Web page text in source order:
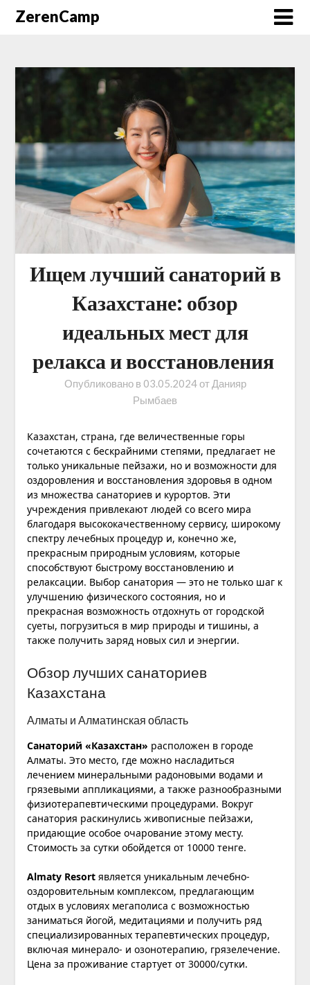
ZerenCamp
Ищем лучший санаторий в
Казахстане: обзор
идеальных мест для
релакса и восстановления
Опубликовано в 03.05.2024от Данияр
Рымбаев
Казахстан, страна, где величественные горы
сочетаются с бескрайними степями, предлагает не
только уникальные пейзажи, но и возможности для
оздоровления и восстановления здоровья в одном
из множества санаториев и курортов. Эти
учреждения привлекают людей со всего мира
благодаря высококачественному сервису, широкому
спектру лечебных процедур и, конечно же,
прекрасным природным условиям, которые
способствуют быстрому восстановлению и
релаксации. Выбор санатория — это не только шаг к
улучшению физического состояния, но и
прекрасная возможность отдохнуть от городской
суеты, погрузиться в мир природы и тишины, а
также получить заряд новых сил и энергии.
Обзор лучших санаториев
Казахстана
Алматы и Алматинская область
Санаторий «Казахстан» расположен в городе
Алматы. Это место, где можно насладиться
лечением минеральными радоновыми водами и
грязевыми аппликациями, а также разнообразными
физиотерапевтическими процедурами. Вокруг
санатория раскинулись живописные пейзажи,
придающие особое очарование этому месту.
Стоимость за сутки обойдется от 10000 тенге.
Almaty Resortявляется уникальным лечебно-
оздоровительным комплексом, предлагающим
отдых в условиях мегаполиса с возможностью
заниматься йогой, медитациями и получить ряд
специализированных терапевтических процедур,
включая минерало- и озонотерапию, грязелечение.
Цена за проживание стартует от 30000/сутки.